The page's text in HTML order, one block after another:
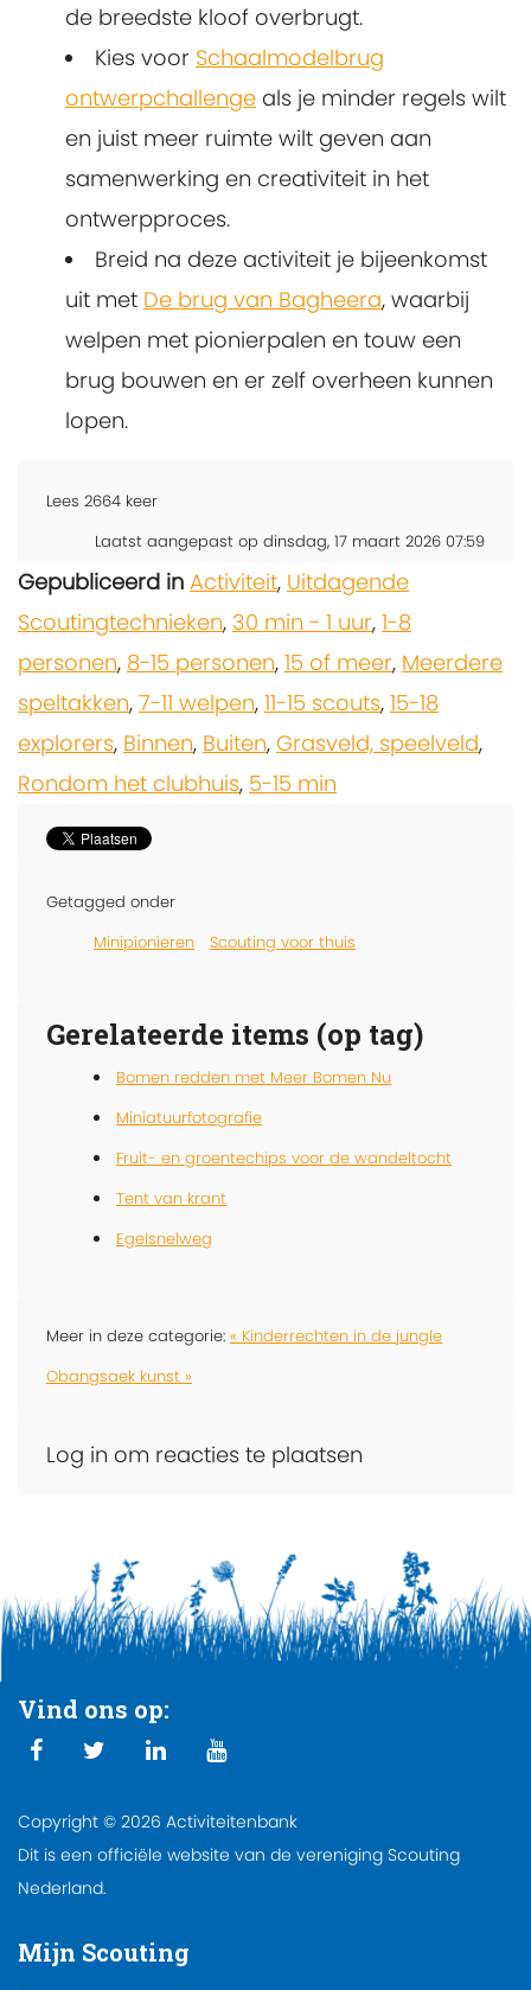
de breedste kloof overbrugt.
Kies voor Schaalmodelbrug
ontwerpchallenge als je minder regels wilt
en juist meer ruimte wilt geven aan
samenwerking en creativiteit in het
ontwerpproces.
Breid na deze activiteit je bijeenkomst
uit met De brug van Bagheera, waarbij
welpen met pionierpalen en touw een
brug bouwen en er zelf overheen kunnen
lopen.
Lees 2664 keer
Laatst aangepast op dinsdag, 17 maart 2026 07:59
Gepubliceerd in Activiteit, Uitdagende
Scoutingtechnieken, 30 min - 1 uur, 1-8
personen, 8-15 personen, 15 of meer, Meerdere
speltakken, 7-11 welpen, 11-15 scouts, 15-18
explorers, Binnen, Buiten, Grasveld, speelveld,
Rondom het clubhuis, 5-15 min
Getagged onder
Minipionieren
Scouting voor thuis
Gerelateerde items (op tag)
Bomen redden met Meer Bomen Nu
Miniatuurfotografie
Fruit- en groentechips voor de wandeltocht
Tent van krant
Egelsnelweg
Meer in deze categorie: « Kinderrechten in de jungle
Obangsaek kunst »
Log in om reacties te plaatsen
Vind ons op:
Copyright © 2026 Activiteitenbank
Dit is een officiële website van de vereniging Scouting
Nederland.
Mijn Scouting